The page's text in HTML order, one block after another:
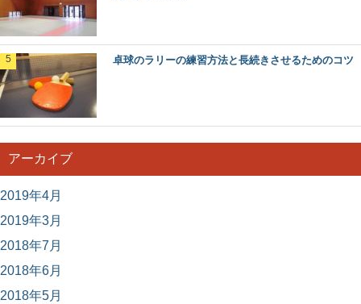
卓球のラリーの練習方法と長続きさせるためのコツ
アーカイブ
2019年4月
2019年3月
2018年7月
2018年6月
2018年5月